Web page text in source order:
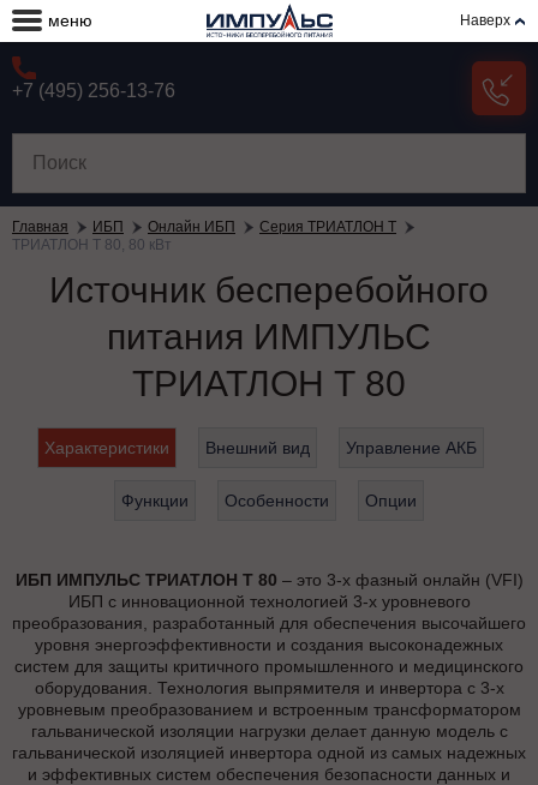
меню Наверх
+7 (495) 256-13-76
Главная ИБП Онлайн ИБП
Серия ТРИАТЛОН Т
ТРИАТЛОН Т 80, 80 кВт
Источник бесперебойного
питания ИМПУЛЬС
ТРИАТЛОН Т 80
Характеристики Внешний вид Управление АКБ
Функции Особенности Опции
ИБП ИМПУЛЬС ТРИАТЛОН Т 80 – это 3-х фазный онлайн (VFI)
ИБП с инновационной технологией 3-х уровневого
преобразования, разработанный для обеспечения высочайшего
уровня энергоэффективности и создания высоконадежных
систем для защиты критичного промышленного и медицинского
оборудования. Технология выпрямителя и инвертора с 3-х
уровневым преобразованием и встроенным трансформатором
гальванической изоляции нагрузки делает данную модель с
гальванической изоляцией инвертора одной из самых надежных
и эффективных систем обеспечения безопасности данных и